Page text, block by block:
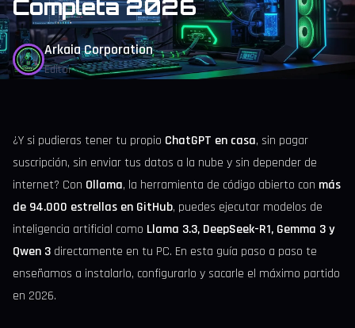
Completa 2026
Arkaia Corporation
Editor
¿Y si pudieras tener tu propio ChatGPT en casa, sin pagar
suscripción, sin enviar tus datos a la nube y sin depender de
internet? Con Ollama, la herramienta de código abierto con más
de 94.000 estrellas en GitHub, puedes ejecutar modelos de
inteligencia artificial como Llama 3.3, DeepSeek-R1, Gemma 3 y
Qwen 3 directamente en tu PC. En esta guía paso a paso te
enseñamos a instalarlo, configurarlo y sacarle el máximo partido
en 2026.